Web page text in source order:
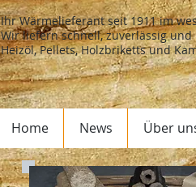
Ihr Wärmelieferant seit 1911 im
Wir liefern schnell, zuverlässig
Heizöl, Pellets, Holzbriketts und
Home News Über